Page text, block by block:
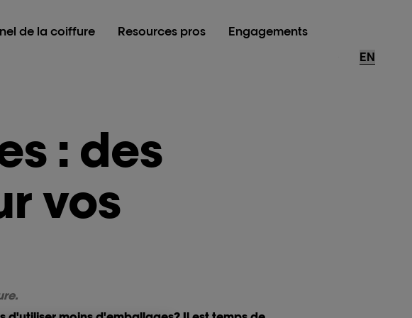
de la coiffure Resources pros Engagements
Store
: des
vos